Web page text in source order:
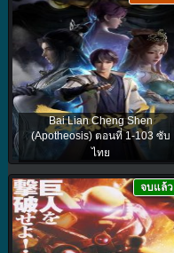
Bai Lian Cheng Shen
(Apotheosis) ตอนที่ 1-103 ซับ
ไทย
จบแล้ว